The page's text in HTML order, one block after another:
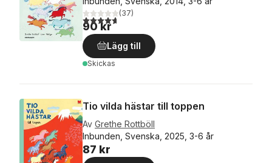
4,7utav 5 stjärnor. Totalt antal röster:
(37)
90 kr
Lägg till
Skickas
Tio vilda hästar till toppen
Av Grethe Rottböll
Inbunden, Svenska, 2025, 3-6 år
87 kr